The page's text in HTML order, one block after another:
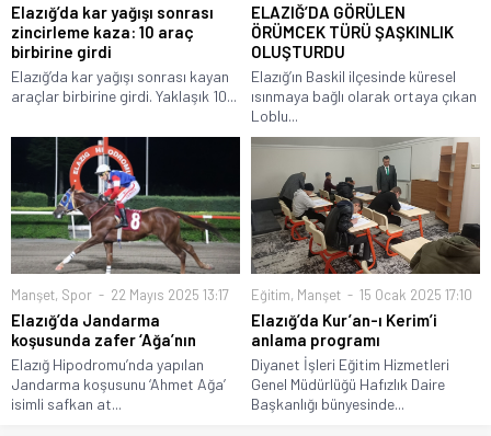
Elazığ’da kar yağışı sonrası
zincirleme kaza: 10 araç
birbirine girdi
Elazığ’da kar yağışı sonrası kayan
araçlar birbirine girdi. Yaklaşık 10...
ELAZIĞ’DA GÖRÜLEN
ÖRÜMCEK TÜRÜ ŞAŞKINLIK
OLUŞTURDU
Elazığ’ın Baskil ilçesinde küresel
ısınmaya bağlı olarak ortaya çıkan
Loblu...
Manşet, Spor 22 Mayıs 2025 13:17
Elazığ’da Jandarma
koşusunda zafer ‘Ağa’nın
Elazığ Hipodromu’nda yapılan
Jandarma koşusunu ‘Ahmet Ağa’
isimli safkan at...
Eğitim, Manşet 15 Ocak 2025 17:10
Elazığ’da Kur’an-ı Kerim’i
anlama programı
Diyanet İşleri Eğitim Hizmetleri
Genel Müdürlüğü Hafızlık Daire
Başkanlığı bünyesinde...